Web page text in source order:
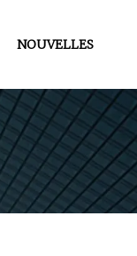
NOUVELLES